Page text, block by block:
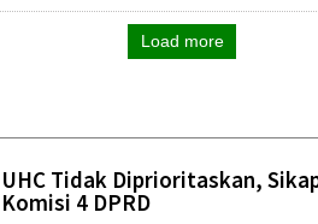
Load more
UHC Tidak Diprioritaskan,
Komisi 4 DPRD